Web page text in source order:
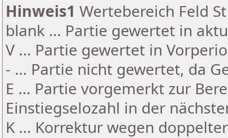
Hinweis1 Wertebereich Feld
blank ... Partie gewertet in
V ... Partie gewertet in
- ... Partie nicht gewertet, da
E ... Partie vorgemerkt zur
Einstiegselozahl in der
K ... Korrektur wegen